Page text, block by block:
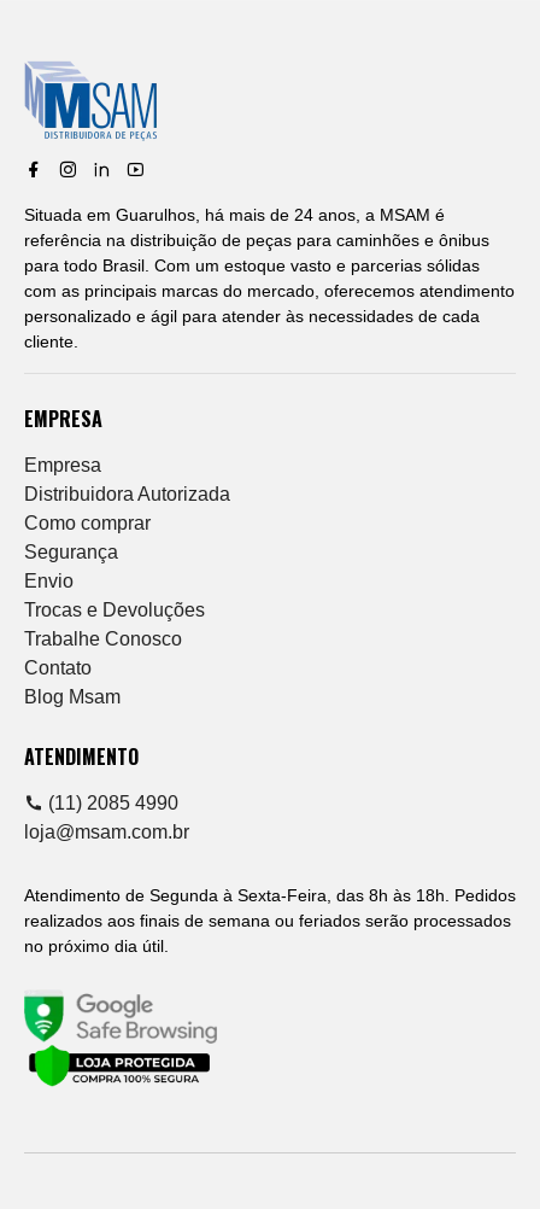
Situada em Guarulhos, há mais de 24 anos, a MSAM é
referência na distribuição de peças para caminhões e ônibus
para todo Brasil. Com um estoque vasto e parcerias sólidas
com as principais marcas do mercado, oferecemos atendimento
personalizado e ágil para atender às necessidades de cada
cliente.
EMPRESA
Empresa
Distribuidora Autorizada
Como comprar
Segurança
Envio
Trocas e Devoluções
Trabalhe Conosco
Contato
Blog Msam
ATENDIMENTO
(11) 2085 4990
loja@msam.com.br
Atendimento de Segunda à Sexta-Feira, das 8h às 18h. Pedidos
realizados aos finais de semana ou feriados serão processados
no próximo dia útil.